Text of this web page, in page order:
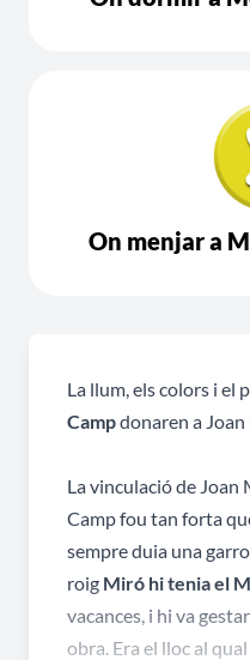
On menjar a
La llum, els colors i el
Campdonaren a
La vinculació de
Camp fou tan forta
sempre duia una
roig Miró hi tenia el
vacances, i hi va
obra. Era el lloc al